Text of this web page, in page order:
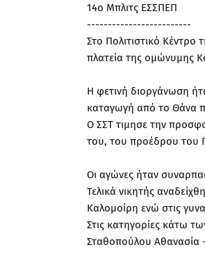
14o Μπλιτς ΕΣΣΠΕΠ
-------------------------
Στο Πολιτιστικό
πλατεία της ομώνυμης
Η φετινή διοργάνωση
καταγωγή από το Θάνα
Ο ΣΣΤ τιμησε την
του, του προέδρου του
Οι αγώνες ήταν
Τελικά νικητής
Καλομοίρη ενώ στις
Στις κατηγορίες κάτω
Σταθοπούλου Αθανασία